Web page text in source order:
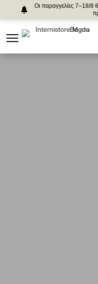
Οι παραγγελίες 7–18/8